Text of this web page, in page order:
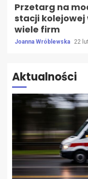
Przetarg na
stacji kolejowej
wiele firm
Joanna Wróblewska 22
Aktualności